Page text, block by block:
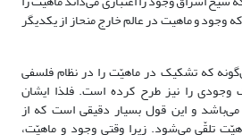
وجود و ماهیت در عالم خارج منحاز از یکدیگر
که تشکیک در ماهیّت را در نظام فلسفی
را نیز طرح کرده است. فلذا ایشان
می‌باشد و این قول بسیار دقیقی است که از
تلقّی می‌شود. زیرا وقتی وجود و ماهیّت،